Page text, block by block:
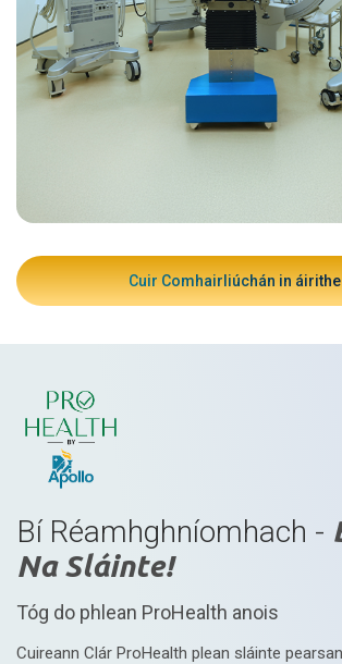
Cuir Comhairliúchán in áirithe
Bí Réamhghníomhach -
Na Sláinte!
Tóg do phlean ProHealth anois
Cuireann Clár ProHealth plean sláinte